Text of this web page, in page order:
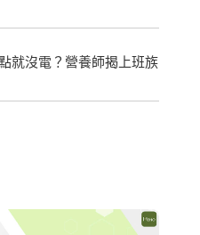
就沒電？營養師揭上班族